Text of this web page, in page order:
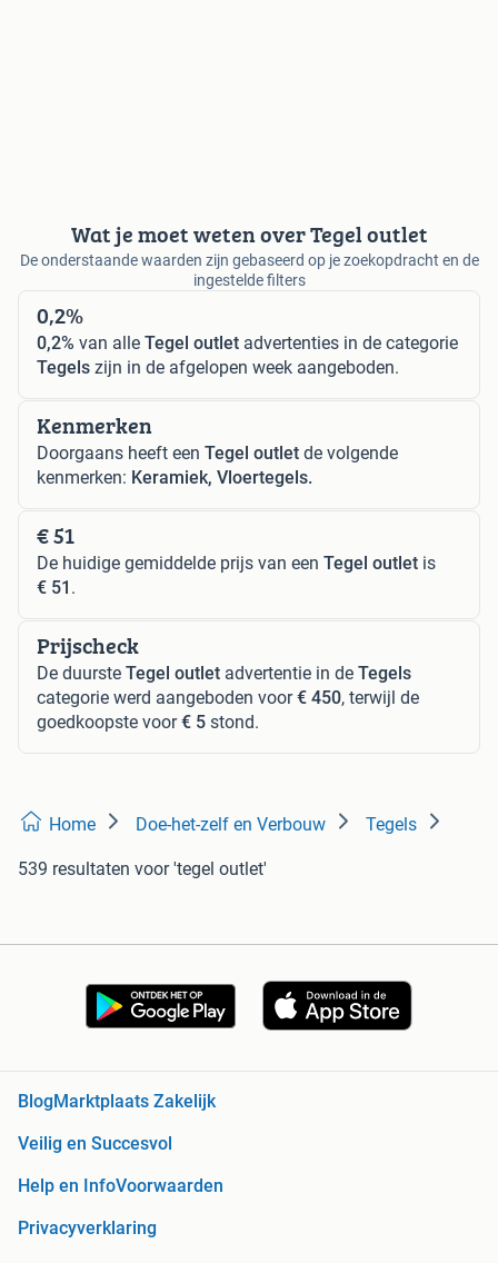
Wat je moet weten over Tegel outlet
De onderstaande waarden zijn gebaseerd op je zoekopdracht en de
ingestelde filters
0,2%
0,2% van alle Tegel outlet advertenties in de categorie
Tegels zijn in de afgelopen week aangeboden.
Kenmerken
Doorgaans heeft een Tegel outlet de volgende
kenmerken: Keramiek, Vloertegels.
€ 51
De huidige gemiddelde prijs van een Tegel outlet is
€ 51 .
Prijscheck
De duurste Tegel outlet advertentie in de Tegels
categorie werd aangeboden voor€ 450, terwijl de
goedkoopste voor€ 5 stond.
Home Doe-het-zelf en Verbouw Tegels
539 resultaten voor 'tegel outlet'
BlogMarktplaats Zakelijk
Veilig en Succesvol
Help en InfoVoorwaarden
Privacyverklaring